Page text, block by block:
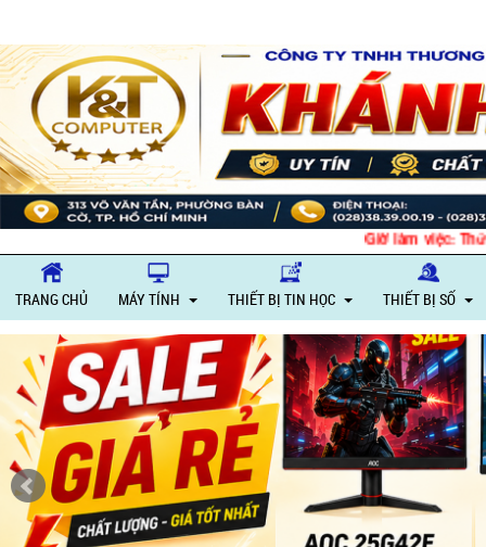
Giờ làm việc: Thứ
TRANG CHỦ MÁY TÍNH THIẾT BỊ TIN HỌC THIẾT BỊ SỐ